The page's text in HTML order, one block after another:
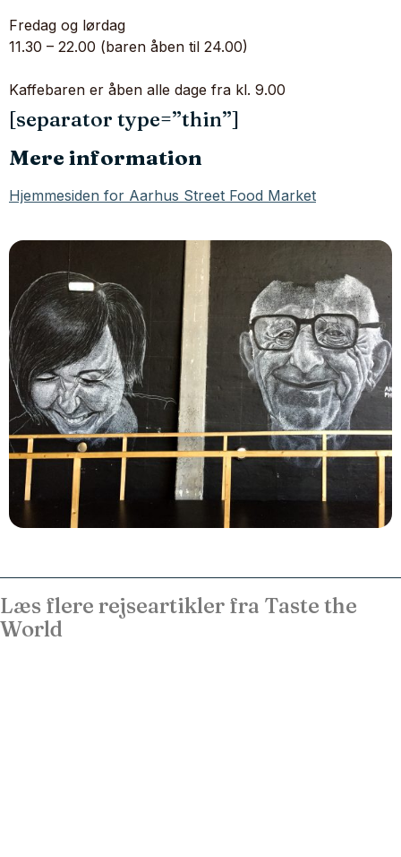
Fredag og lørdag
11.30 – 22.00 (baren åben til 24.00)
Kaffebaren er åben alle dage fra kl. 9.00
[separator type=”thin”]
Mere information
Hjemmesiden for Aarhus Street Food Market
Læs flere rejseartikler fra Taste the
World